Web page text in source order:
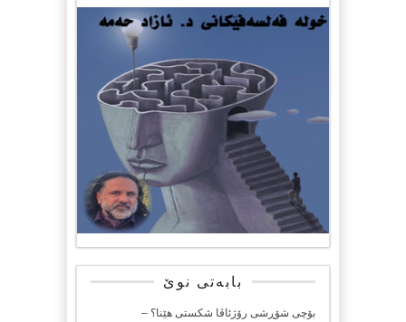
بابەتی نوێ
بۆچی شۆڕشی رۆژئاڤا شکستی هێنا؟ –